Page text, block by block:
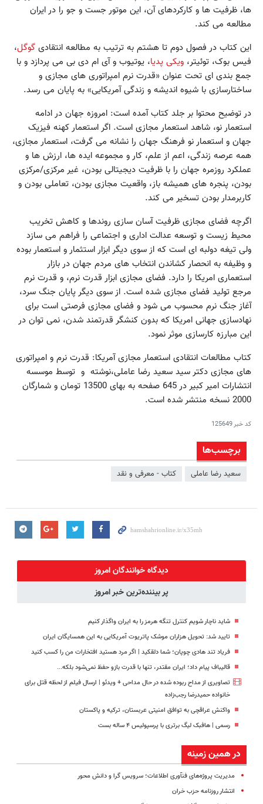
ها، ظرفیت ها و کارکردهای آن، این موتور جست و جو را در ایران
مطالعه می کند.
این کتاب در فصول دوم تا هشتم به ترتیب به مطالعه انتقادی گوگل،
فیس بوک، توئیتر، ویکی پدیا، یوتیوب و آی ام دی بی می پردازد و با
جمع بندی ای تحت عنوان «قدرت نرم امپراتوری های مجازی و
ساختارسازی با شیوه اندیشه و زندگی آمریکایی» به پایان می رسد.
در توضیح محتوا بر جلد کتاب آمده است: امروزه جهان در ادامه
استعمار نو، شاهد استعمار مجازی است. اگر استعمار کهنه فیزیک
جهان و استعمار نو فرهنگ جهان را نشانه می گرفت، استعمار مجازی،
همه عرصه زندگی، اعم از علم، کار و مجموعه ایده ها، ارزش ها و
عملکرد روزمره جهان را با ظرفیت دیجیتالی بودن، غیر مرکزی/مرکزی
بودن، پنجره های همیشه باز، واقعیت مجازی بودن، تعاملی بودن و
کاربرمدار بودن تسخیر می کند.
اگرچه فضای مجازی ظرفیت آسان سازی روندها و کاهش تخریب
محیط زیست و توسعه عدالت اداری و اجتماعی را فراهم می سازد
ولی تیغه دولبه ای است که از سوی دیگر ابزار استثمار و استعمار بوده
و وظیفه به انحصار کشاندن انتخاب های مردم جهان در بازار
استعماری امریکا را دارد. فضای مجازی ابزار قدرت نرم، و قدرت نرم
مرجع تولید فضای مجازی شده است. از سوی دیگر پایان جنگ سرد،
آغاز جنگ نرم محسوب می شود و فضای مجازی فرصتی است برای
نهادسازی جهانی امریکا که بدون کنشگر قدرتمند شدن، نمی توان در
این مبارزه کارسازی موثر نمود.
کتاب مطالعات انتقادی استعمار مجازی آمریکا: قدرت نرم و امپراتوری
های مجازی دکتر سید سعید رضا عاملی،نوشته و توسط موسسه
انتشارات امیر کبیر در 645 صفحه به بهای 13500 تومان و شمارگان
2000 نسخه منتشر شده است.
کد خبر125649
برچسب‌ها
سعید رضا عاملی کتاب - معرفی و نقد
دیدگاه خوانندگان امروز
پر بیننده‌ترین خبر امروز
شاید ناچار شویم کنترل تنگه هرمز را به ایران واگذار کنیم
تایید شد: تحویل هزاران موشک پاتریوت آمریکایی به این همسایگان ایران
فریاد تند هادی چوپان؛‌ شما دلقکید | اگر مرد هستید افتخارات من را کسب کنید
قالیباف پیام داد؛ ایران مقتدر، تنها با قدرت بازو حفظ نمی‌شود بلکه...
تصاویری از مداح ربوده شده در حال مداحی + ویدئو | ارسال فیلم از لحظه قتل برای
خانواده‌ حمیدرضا رجب‌زاده
واکنش عراقچی به توافق امنیتی عربستان، ترکیه و پاکستان
رسمی | هافبک لیگ برتری با پرسپولیس ۴ ساله بست
در همین زمینه
مدیریت پروژ‌ه‌های فنآوری اطلاعات؛ سرویس گرا و دانش محور
انتشار روزنامه‌ حزب خران